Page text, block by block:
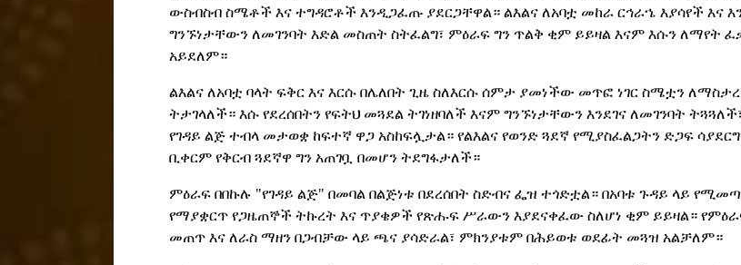
ውስብስብ ስሜቶች እና ተግዳሮቶች እንዲጋፈጡ ያደርጋቸዋል። ልእልና ለአባቷ መከራ ርኅራኄ እያሳየች እና
ግንኙነታቸውን ለመገንባት እድል መስጠት ስትፈልግ፣ ምዕራፍ ግን ጥልቅ ቂም ይይዛል እናም እሱን ለማየት
አይደለም።
ልእልና ለአባቷ ባላት ፍቅር እና እርሱ በሌለበት ጊዜ ስለእርሱ ሰምታ ያመነችው መጥፎ ነገር ስሜቷን
ትታገላለች። እሱ የደረሰበትን የፍትህ መጓደል ትገነዘባለች እናም ግንኙነታቸውን እንደገና ለመገንባት
የገዳይ ልጅ ተብላ መታወቋ ከፍተኛ ዋጋ አስከፍሏታል። የልእልና የወንድ ጓደኛ የሚያስፈልጋትን ድጋፍ
ቢቀርም የቅርብ ጓደኛዋ ግን አጠገቧ በመሆን ትደግፋታለች።
ምዕራፍ በበኩሉ "የገዳይ ልጅ" በመባል በልጅነቱ በደረሰበት ስድብና ፌዝ ተጎድቷል። በአባቱ ጉዳይ ላይ
የማያቋርጥ የጋዜጠኞች ትኩረት እና ጥያቄዎች የጽሑፍ ሥራውን እያደናቀፈው ስለሆነ ቂም ይይዛል።
መጠጥ እና ለራስ ማዘን በጋብቻው ላይ ጫና ያሳድራል፣ ምክንያቱም በሕይወቱ ወደፊት መጓዝ አልቻለም።